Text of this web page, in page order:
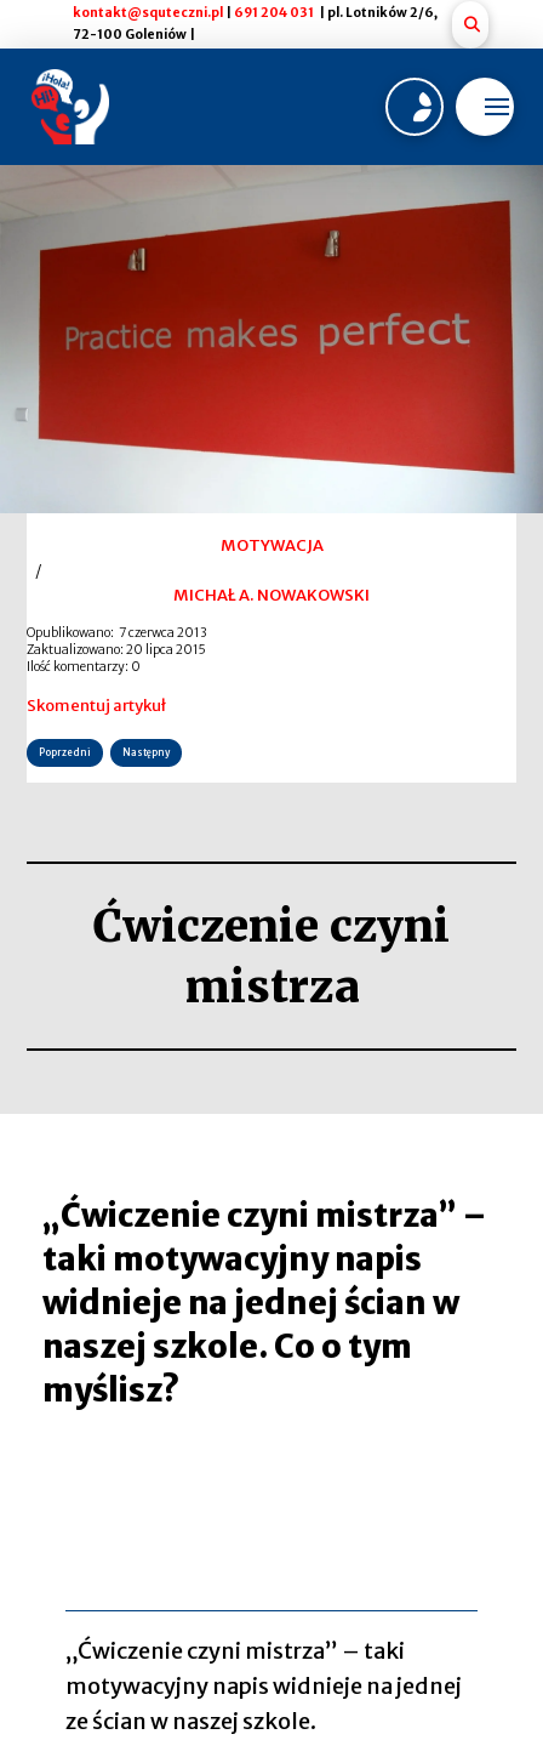
kontakt@squteczni.pl 691 204 031
| pl. Lotników 2/6,
72-100 Goleniów |
MOTYWACJA
/
MICHAŁ A. NOWAKOWSKI
Opublikowano: 7 czerwca 2013
Zaktualizowano: 20 lipca 2015
Ilość komentarzy: 0
Skomentuj artykuł
Poprzedni Następny
Ćwiczenie czyni
mistrza
„Ćwiczenie czyni mistrza” –
taki motywacyjny napis
widnieje na jednej ścian w
naszej szkole. Co o tym
myślisz?
„Ćwiczenie czyni mistrza” – taki
motywacyjny napis widnieje na jednej
ze ścian w naszej szkole.